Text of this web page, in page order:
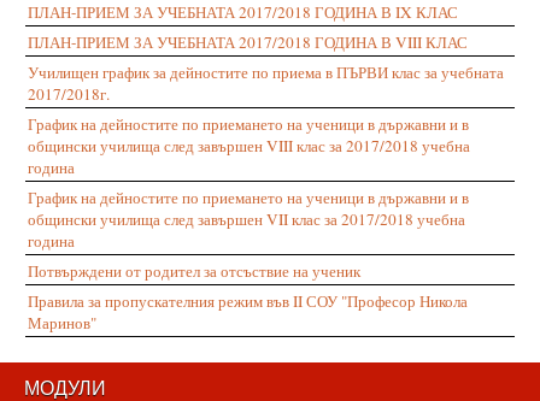
ПЛАН-ПРИЕМ ЗА УЧЕБНАТА 2017/2018 ГОДИНА В IX КЛАС
ПЛАН-ПРИЕМ ЗА УЧЕБНАТА 2017/2018 ГОДИНА В VIII КЛАС
Училищен график за дейностите по приема в ПЪРВИ клас за учебната
2017/2018г.
График на дейностите по приемането на ученици в държавни и в
общински училища след завършен VIII клас за 2017/2018 учебна
година
График на дейностите по приемането на ученици в държавни и в
общински училища след завършен VII клас за 2017/2018 учебна
година
Потвърждени от родител за отсъствие на ученик
Правила за пропускателния режим във II СОУ "Професор Никола
Маринов"
МОДУЛИ